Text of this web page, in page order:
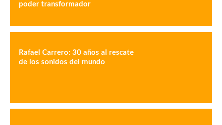
poder transformador
Rafael Carrero: 30 años al rescate
de los sonidos del mundo